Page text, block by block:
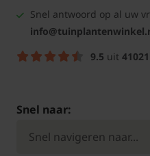
Snel antwoord op al uw
9.5 uit 41021
Snel naar: